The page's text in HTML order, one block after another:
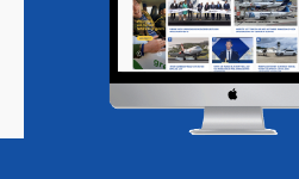
Magazine